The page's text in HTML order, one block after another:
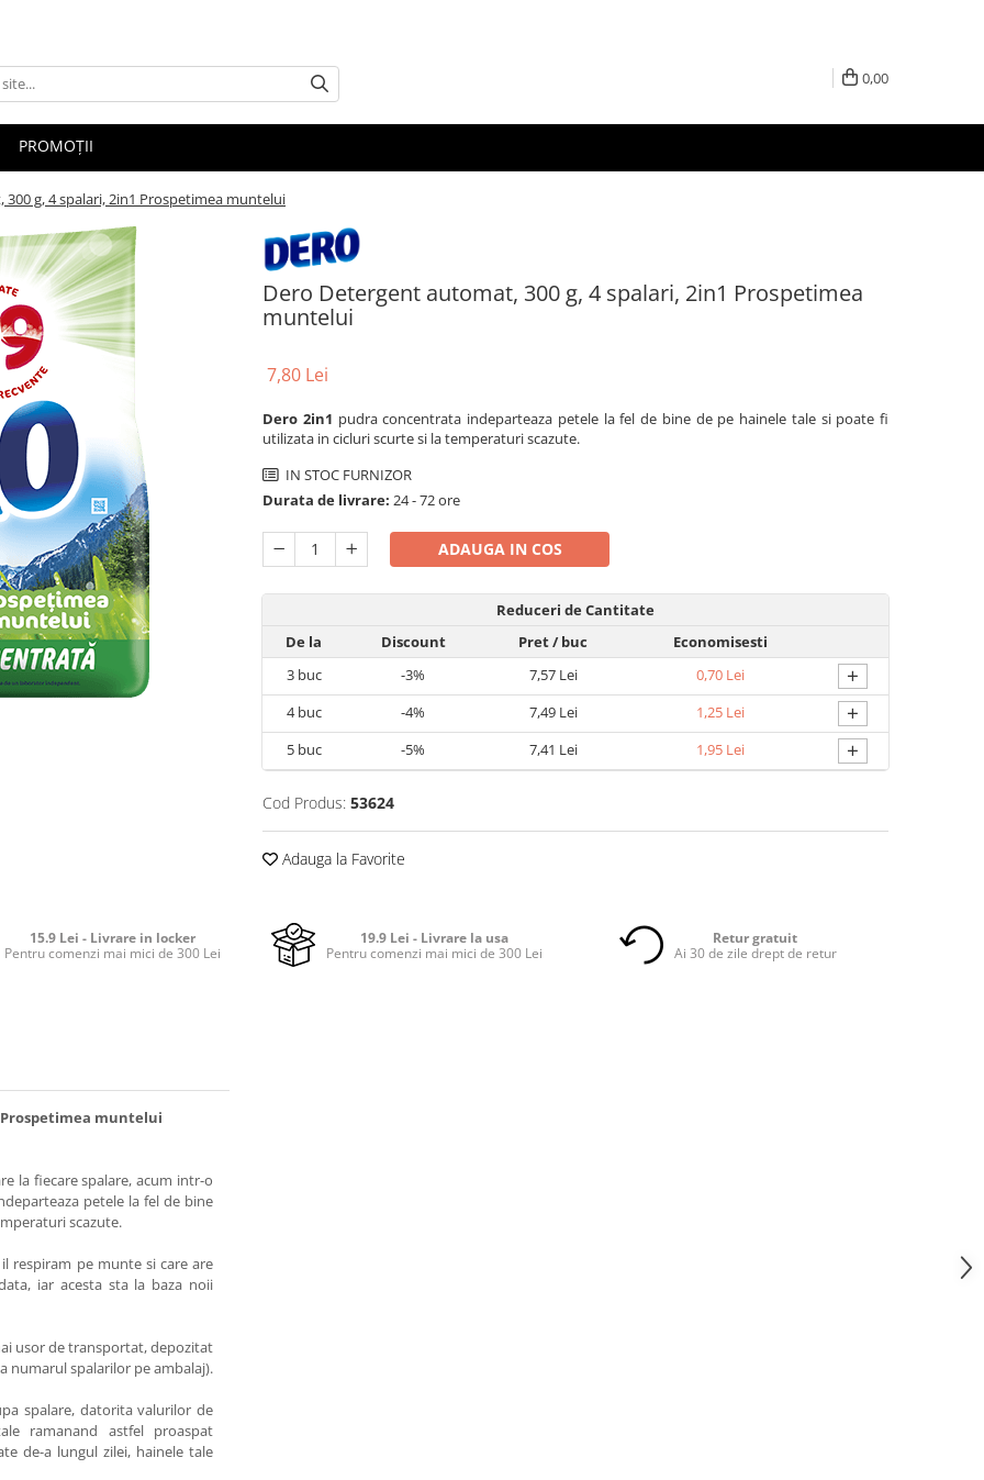
0,00
PROMOȚII
g, 4 spalari, 2in1 Prospetimea muntelui
Dero Detergent automat, 300 g, 4 spalari, 2in1 Prospetimea
muntelui
7,80 Lei
Dero 2in1 pudra concentrata indeparteaza petele la fel de bine de pe hainele tale si poate fi
utilizata in cicluri scurte si la temperaturi scazute.
IN STOC FURNIZOR
Durata de livrare: 24 - 72 ore
ADAUGA IN COS
Reduceri de Cantitate
De la
Discount Pret/ buc
Economisesti
3buc -3% 7,57 Lei 0,70 Lei +
4buc -4% 7,49 Lei 1,25 Lei +
5buc -5% 7,41 Lei 1,95 Lei +
Cod Produs: 53624
Adauga la Favorite
15.9 Lei - Livrare in locker
Pentru comenzi mai mici de 300 Lei
19.9 Lei - Livrare la usa
Pentru comenzi mai mici de 300 Lei
Retur gratuit
Ai 30 de zile drept de retur
muntelui
la fiecare spalare, acum intr-o
petele la fel de bine
scazute.
respiram pe munte si care are
iar acesta sta la baza noii
usor de transportat, depozitat
numarul spalarilor pe ambalaj).
spalare, datorita valurilor de
ramanand astfel proaspat
de-a lungul zilei, hainele tale